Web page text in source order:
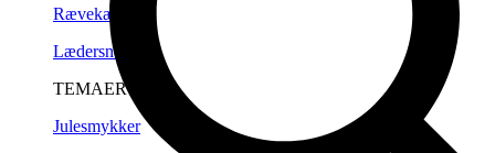
Rævekæder
Lædersnørre
TEMAER
Julesmykker